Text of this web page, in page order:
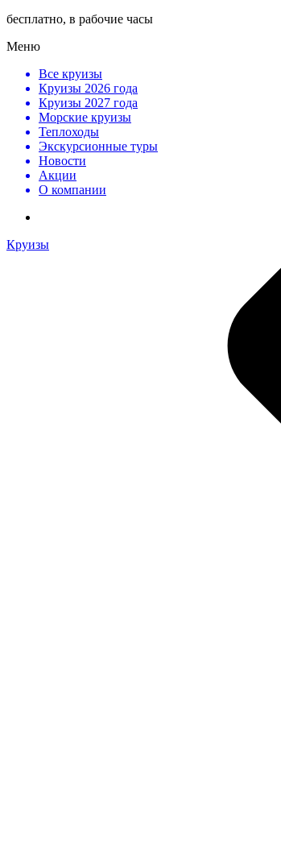
бесплатно, в рабочие часы
Меню
Все круизы
Круизы 2026 года
Круизы 2027 года
Морские круизы
Теплоходы
Экскурсионные туры
Новости
Акции
О компании
Круизы